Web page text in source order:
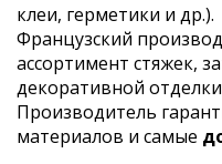
клеи, герметики и др.).
Французский
ассортимент стяжек,
декоративной
Производитель
материалов и самые